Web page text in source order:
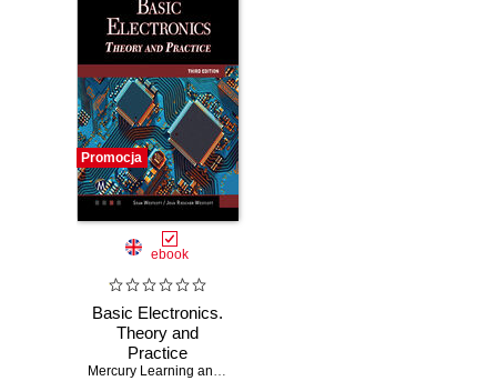
Promocja
ebook
Basic Electronics.
Theory and
Practice
Mercury Learning and Information